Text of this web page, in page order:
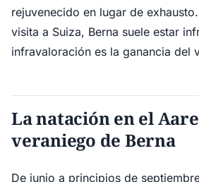
rejuvenecido en lugar de
visita a Suiza, Berna suele estar
infravaloración es la ganancia del
La natación en el
veraniego de Berna
De junio a principios de